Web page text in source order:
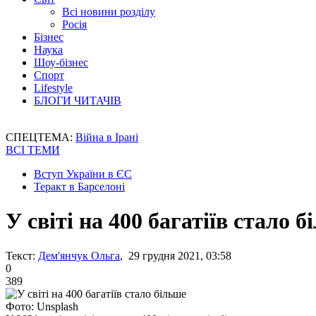
Всі новини розділу
Росія
Бізнес
Наука
Шоу-бізнес
Спорт
Lifestyle
БЛОГИ ЧИТАЧІВ
СПЕЦТЕМА: Війна в Ірані
ВСІ ТЕМИ
Вступ України в ЄС
Теракт в Барселоні
У світі на 400 багатіїв стало
Текст: Дем'янчук Ольга, 29 грудня 2021, 03:58
0
389
Фото: Unsplash